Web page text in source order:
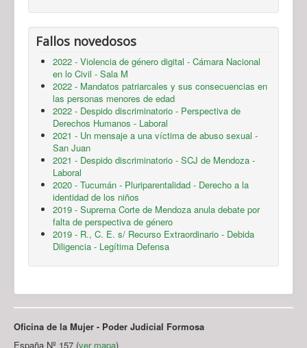
Fallos novedosos
2022 - Violencia de género digital - Cámara Nacional
en lo Civil - Sala M
2022 - Mandatos patriarcales y sus consecuencias en
las personas menores de edad
2022 - Despido discriminatorio - Perspectiva de
Derechos Humanos - Laboral
2021 - Un mensaje a una víctima de abuso sexual -
San Juan
2021 - Despido discriminatorio - SCJ de Mendoza -
Laboral
2020 - Tucumán - Pluriparentalidad - Derecho a la
identidad de los niños
2019 - Suprema Corte de Mendoza anula debate por
falta de perspectiva de género
2019 - R., C. E. s/ Recurso Extraordinario - Debida
Diligencia - Legítima Defensa
Oficina de la Mujer - Poder Judicial Formosa
España Nº 157 (ver mapa)